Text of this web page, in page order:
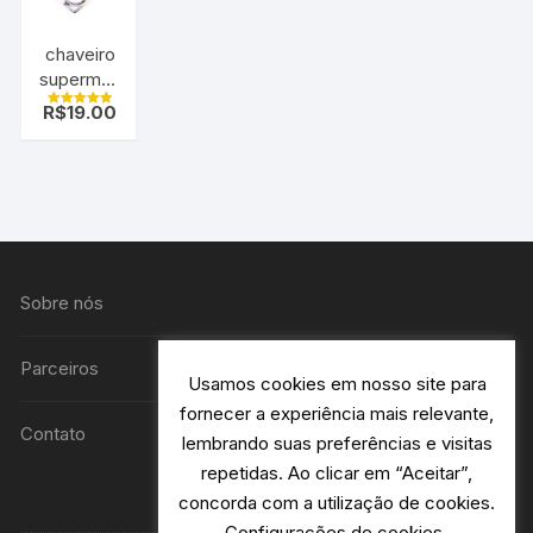
chaveiro
superman
cromado
Avaliação
R$19.00
Sobre nós
Parceiros
Contato
Usamos cookies em nosso site para
fornecer a experiência mais relevante,
lembrando suas preferências e visitas
repetidas. Ao clicar em “Aceitar”,
concorda com a utilização de cookies.